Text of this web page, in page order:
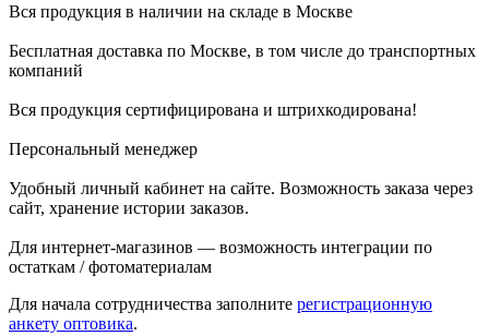
Вся продукция в наличии на складе в Москве
Бесплатная доставка по Москве, в том числе до транспортных
компаний
Вся продукция сертифицирована и штрихкодирована!
Персональный менеджер
Удобный личный кабинет на сайте. Возможность заказа через
сайт, хранение истории заказов.
Для интернет-магазинов — возможность интеграции по
остаткам / фотоматериалам
Для начала сотрудничества заполните регистрационную
анкету оптовика.